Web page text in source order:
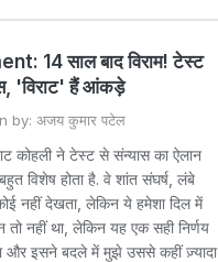
14 साल बाद विराम! टेस्ट
'विराट' हैं आंकड़े
by: अजय कुमार पटेल
कोहली ने टेस्ट से संन्यास का ऐलान
विशेष होता है. वे शांत संघर्ष, लंबे
नहीं देखता, लेकिन ये हमेशा दिल में
तो नहीं था, लेकिन यह एक सही निर्णय
और इसने बदले में मुझे उससे कहीं ज़्यादा